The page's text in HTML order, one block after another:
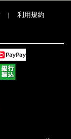
｜ 利用規約